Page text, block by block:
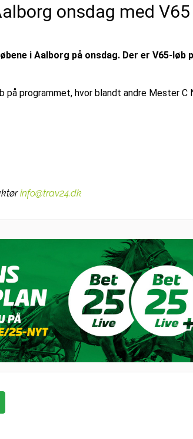
onsdag med
i Aalborg på onsdag. Der er V65-løb
på programmet, hvor blandt andre Mester C
info@trav24.dk